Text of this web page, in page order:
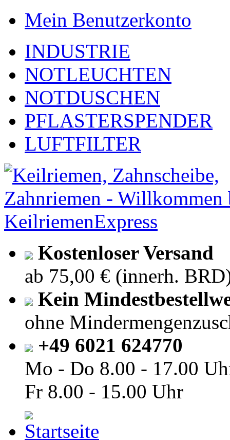
Mein Benutzerkonto
INDUSTRIE
NOTLEUCHTEN
NOTDUSCHEN
PFLASTERSPENDER
LUFTFILTER
Kostenloser Versand
ab 75,00 € (innerh.
Kein
ohne
+49 6021 624770
Mo - Do 8.00 - 17.00
Fr 8.00 - 15.00 Uhr